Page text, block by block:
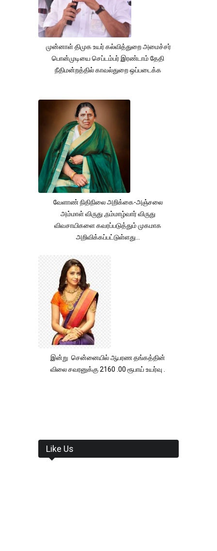
முன்னாள் திமுக உயர் கல்வித்துறை அமைச்சர்
பொன்முடியை செப்டம்பர் இரண்டாம் தேதி
நீதிமன்றத்தில் காவல்துறை ஒப்படைக்க
வேளாண் நிதிநிலை அறிக்கை-அஞ்சலை
அம்மாள் விருது ,நம்மாழ்வார் விருது
விவசாயிகளை கவரப்படுத்தும் முகமாக
அறிவிக்கப்பட்டுள்ளது...
இன்று சென்னையில் ஆபரண தங்கத்தின்
விலை சவரனுக்கு 2160 .00 ரூபாய் உயர்வு .
Like Us